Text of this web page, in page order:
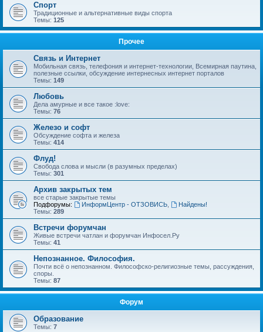
Спорт
Традиционные и альтернативные виды спорта
Темы: 125
Прочее
Связь и Интернет
Мобильная связь, телефония и интернет-технологии, Всемирная паутина,
полезные ссылки, обсуждение интернесных интернет порталов
Темы: 149
Любовь
Дела амурные и все такое :love:
Темы: 76
Железо и софт
Обсуждение софта и железа
Темы: 414
Флуд!
Свобода слова и мысли (в разумных пределах)
Темы: 301
Архив закрытых тем
все старые закрытые темы
Подфорумы:
ИнформЦентр - ОТЗОВИСЬ,
Найдены!
Темы: 289
Встречи форумчан
Живые встречи чатлан и форумчан Инфосел.Ру
Темы: 41
Непознанное. Философия.
Почти всё о непознанном. Философско-религиозные темы, рассуждения,
споры.
Темы: 87
Форум
Образование
Темы: 7